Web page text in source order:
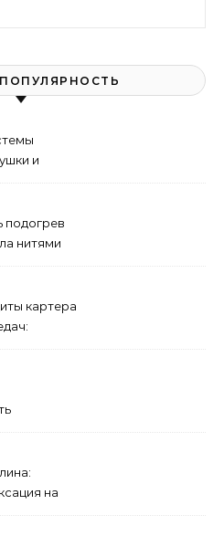
и
подогрев
нитями
картера
на